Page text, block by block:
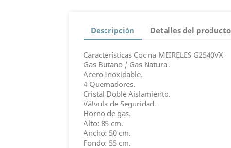
Descripción Detalles del producto
Características Cocina MEIRELES G2540VX
Gas Butano / Gas Natural.
Acero Inoxidable.
4 Quemadores.
Cristal Doble Aislamiento.
Válvula de Seguridad.
Horno de gas.
Alto: 85 cm.
Ancho: 50 cm.
Fondo: 55 cm.